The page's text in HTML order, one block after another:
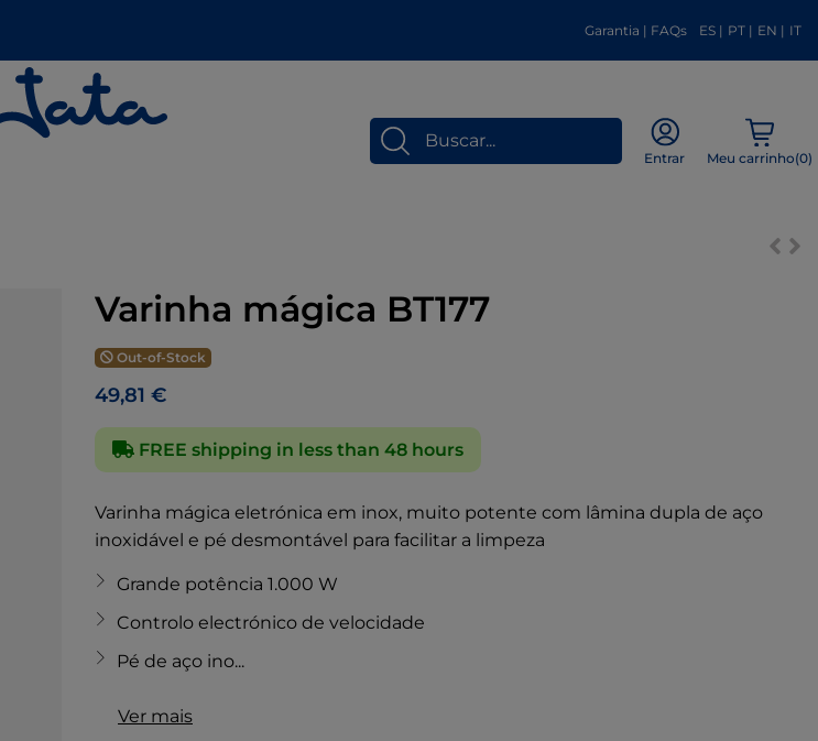
Garantia | FAQs ES | PT | EN | IT
Entrar Meu carrinho(0)
Varinha mágica BT177
Out-of-Stock
49,81 €
FREE shipping in less than 48 hours
Varinha mágica eletrónica em inox, muito potente com lâmina dupla de aço
inoxidável e pé desmontável para facilitar a limpeza
Grande potência 1.000 W
Controlo electrónico de velocidade
Pé de aço ino...
Ver mais